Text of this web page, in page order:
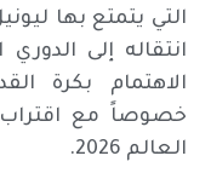
التي يتمتع بها
انتقاله إلى
الاهتمام بكرة
خصوصاً مع اقتراب
العالم 2026.